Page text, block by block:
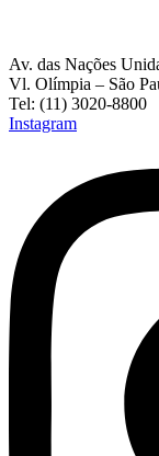
Av. das Nações
Vl. Olímpia – São
Tel: (11) 3020-8800
Instagram